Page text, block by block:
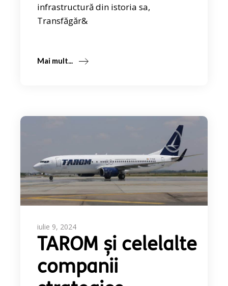
infrastructură din istoria sa,
Transfăgăr&
Mai mult...
iulie 9, 2024
TAROM și celelalte
companii